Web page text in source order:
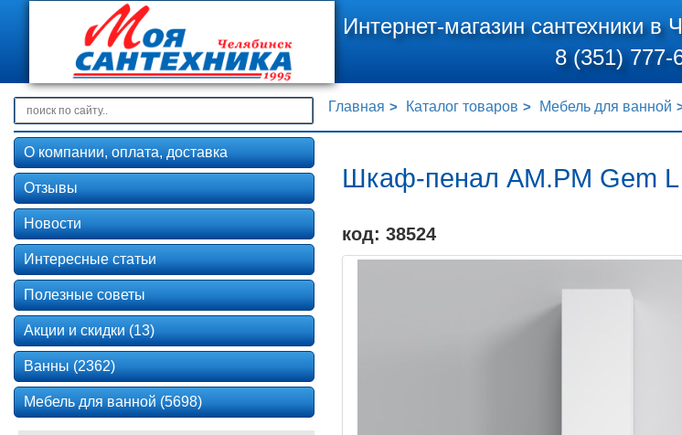
Интернет-магазин сантехники в
8 (351)
Главная Каталог товаров Мебель для ванной
Шкаф-пенал AM.PM Gem
код: 38524
О компании, оплата, доставка
Отзывы
Новости
Интересные статьи
Полезные советы
Акции и скидки (13)
Ванны (2362)
Мебель для ванной (5698)